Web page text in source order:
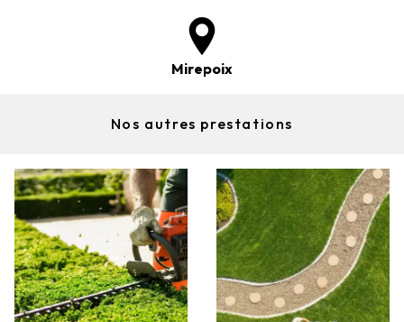
Mirepoix
Nos autres prestations